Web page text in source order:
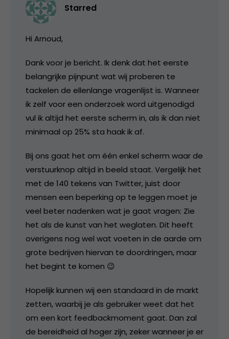
Starred
Hi Arnoud,
Dank voor je bericht. Ik denk dat het eerste
belangrijke pijnpunt wat wij proberen te
tackelen de ellenlange vragenlijst is. Wanneer
ik zelf voor een onderzoek word uitgenodigd
vul ik altijd het eerste scherm in, als ik dan niet
minimaal op 25% sta haak ik af.
Bij ons gaat het om één enkel scherm waar de
verstuurknop altijd in beeld staat. Vergelijk het
met de 140 tekens van Twitter, juist door
mensen een beperking op te leggen moet je
veel beter nadenken wat je gaat vragen: Zie
het als de kunst van het weglaten. Dit heeft
overigens nog wel wat voeten in de aarde om
grote bedrijven hiervan te doordringen, maar
het begint te komen 😉
Hopelijk kunnen wij een standaard in de markt
zetten, waarbij je als gebruiker weet dat het
om een kort feedbackmoment gaat. Dan zal
de bereidheid al hoger zijn, zeker wanneer je er